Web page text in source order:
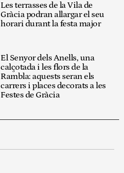
Les terrasses de la Vila de
Gràcia podran allargar el seu
horari durant la festa major
El Senyor dels Anells, una
calçotada i les flors de la
Rambla: aquests seran els
carrers i places decorats a les
Festes de Gràcia